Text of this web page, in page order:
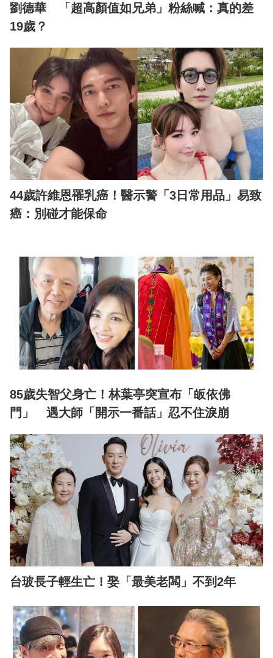
劉德華 「超高顏值如兄弟」粉絲喊：真的差
19歲？
44歲許維恩罹乳癌！醫示警「3日常用品」易致
癌：別碰才能保命
85歲失智父身亡！林葉亭突宣布「皈依佛
門」 遇大師「開示一番話」忍不住淚崩
台玻長子輕生亡！娶「最美老闆」不到2年